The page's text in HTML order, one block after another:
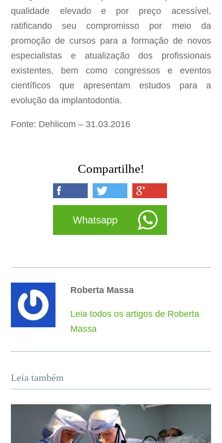
qualidade elevado e por preço acessível,
ratificando seu compromisso por meio da
promoção de cursos para a formação de novos
especialistas e atualização dos profissionais
existentes, bem como congressos e eventos
científicos que apresentam estudos para a
evolução da implantodontia.
Fonte: Dehlicom – 31.03.2016
Compartilhe!
Whatsapp
Roberta Massa
Leia todos os artigos de Roberta
Massa
Leia também